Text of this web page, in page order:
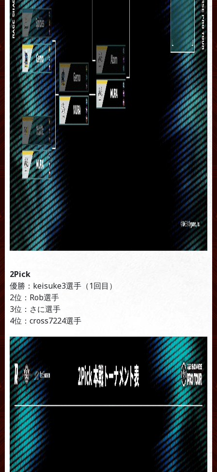
2Pick
優勝：keisuke3選手（1回目）
2位：Rob選手
3位：さに選手
4位：cross7224選手